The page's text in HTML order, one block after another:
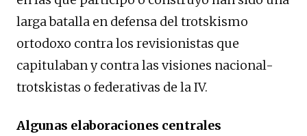
larga batalla en defensa del trotskismo
ortodoxo contra los revisionistas que
capitulaban y contra las visiones nacional-
trotskistas o federativas de la IV.
Algunas elaboraciones centrales